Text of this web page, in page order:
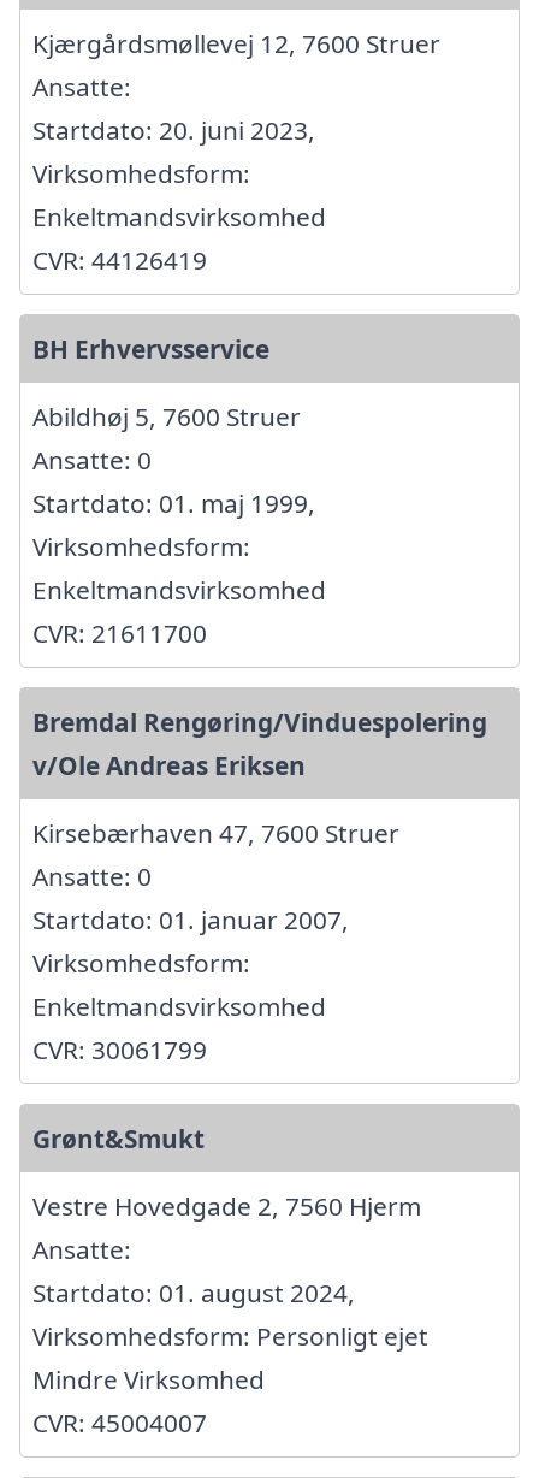
Kjærgårdsmøllevej 12, 7600 Struer
Ansatte:
Startdato: 20. juni 2023,
Virksomhedsform:
Enkeltmandsvirksomhed
CVR: 44126419
BH Erhvervsservice
Abildhøj 5, 7600 Struer
Ansatte: 0
Startdato: 01. maj 1999,
Virksomhedsform:
Enkeltmandsvirksomhed
CVR: 21611700
Bremdal Rengøring/Vinduespolering
v/Ole Andreas Eriksen
Kirsebærhaven 47, 7600 Struer
Ansatte: 0
Startdato: 01. januar 2007,
Virksomhedsform:
Enkeltmandsvirksomhed
CVR: 30061799
Grønt&Smukt
Vestre Hovedgade 2, 7560 Hjerm
Ansatte:
Startdato: 01. august 2024,
Virksomhedsform: Personligt ejet
Mindre Virksomhed
CVR: 45004007